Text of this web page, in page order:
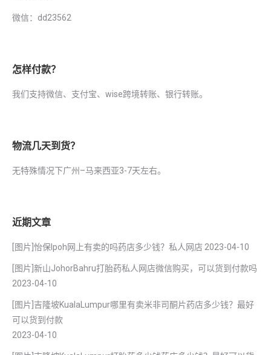
微信：dd23562
怎样付款？
我们支持微信、支付宝、wise跨境转账、银行转账。
物流几天到货？
无特殊情况下广州–马来西亚3-7天左右。
近期文章
[图片]怡保lpoh网上有卖的吗药店多少钱？私人网店 2023-04-10
[图片]新山JohorBahru打胎药私人网店微信购买，可以货到付款吗
2023-04-10
[图片]吉隆坡KualaLumpur哪里有卖米非司酮片药店多少钱？最好
可以货到付款
2023-04-10